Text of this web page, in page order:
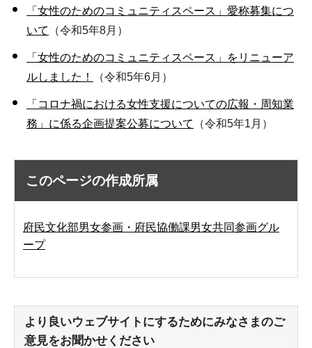
「女性のためのコミュニティスペース」愛称募集につ
いて
（令和5年8月）
「女性のためのコミュニティスペース」をリニューア
ルしました！
（令和5年6月）
「コロナ禍における女性支援についての広報・周知業
務」に係る企画提案公募について
（令和5年1月）
このページの作成所属
府民文化部男女参画・府民協働課男女共同参画グル
ープ
より良いウェブサイトにするためにみなさまのご
意見をお聞かせください